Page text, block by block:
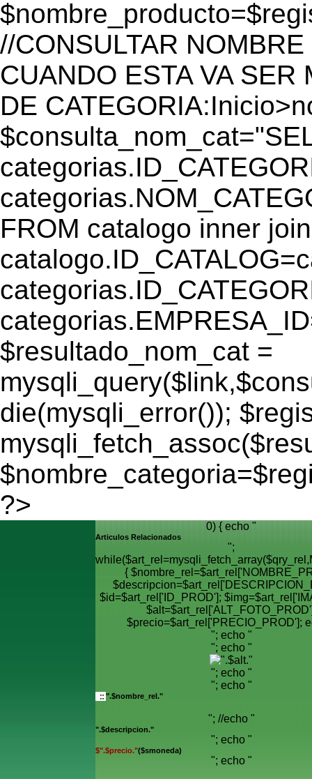
//CONSULTAR
CUANDO ESTA VA
DE
FROM catalogo inner
$resultado_nom_cat =
die(mysqli_error());
?>
0) { echo "
Articulos Relacionados
";
{
$id=$art_rel['ID_PROD'];
$precio=$art_rel['PRECIO_PROD'];
"; echo "
"; echo "
"; echo "
"; echo "
".$nombre_rel."
"; //echo "
".$descripcion."
"; echo "
$".$precio."($smoneda)
"; echo "